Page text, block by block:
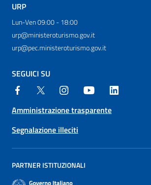
URP
Lun-Ven 09:00 - 18:00
urp@ministeroturismo.gov.it
urp@pec.ministeroturismo.gov.it
SEGUICI SU
Amministrazione trasparente
Segnalazione illeciti
PARTNER ISTITUZIONALI